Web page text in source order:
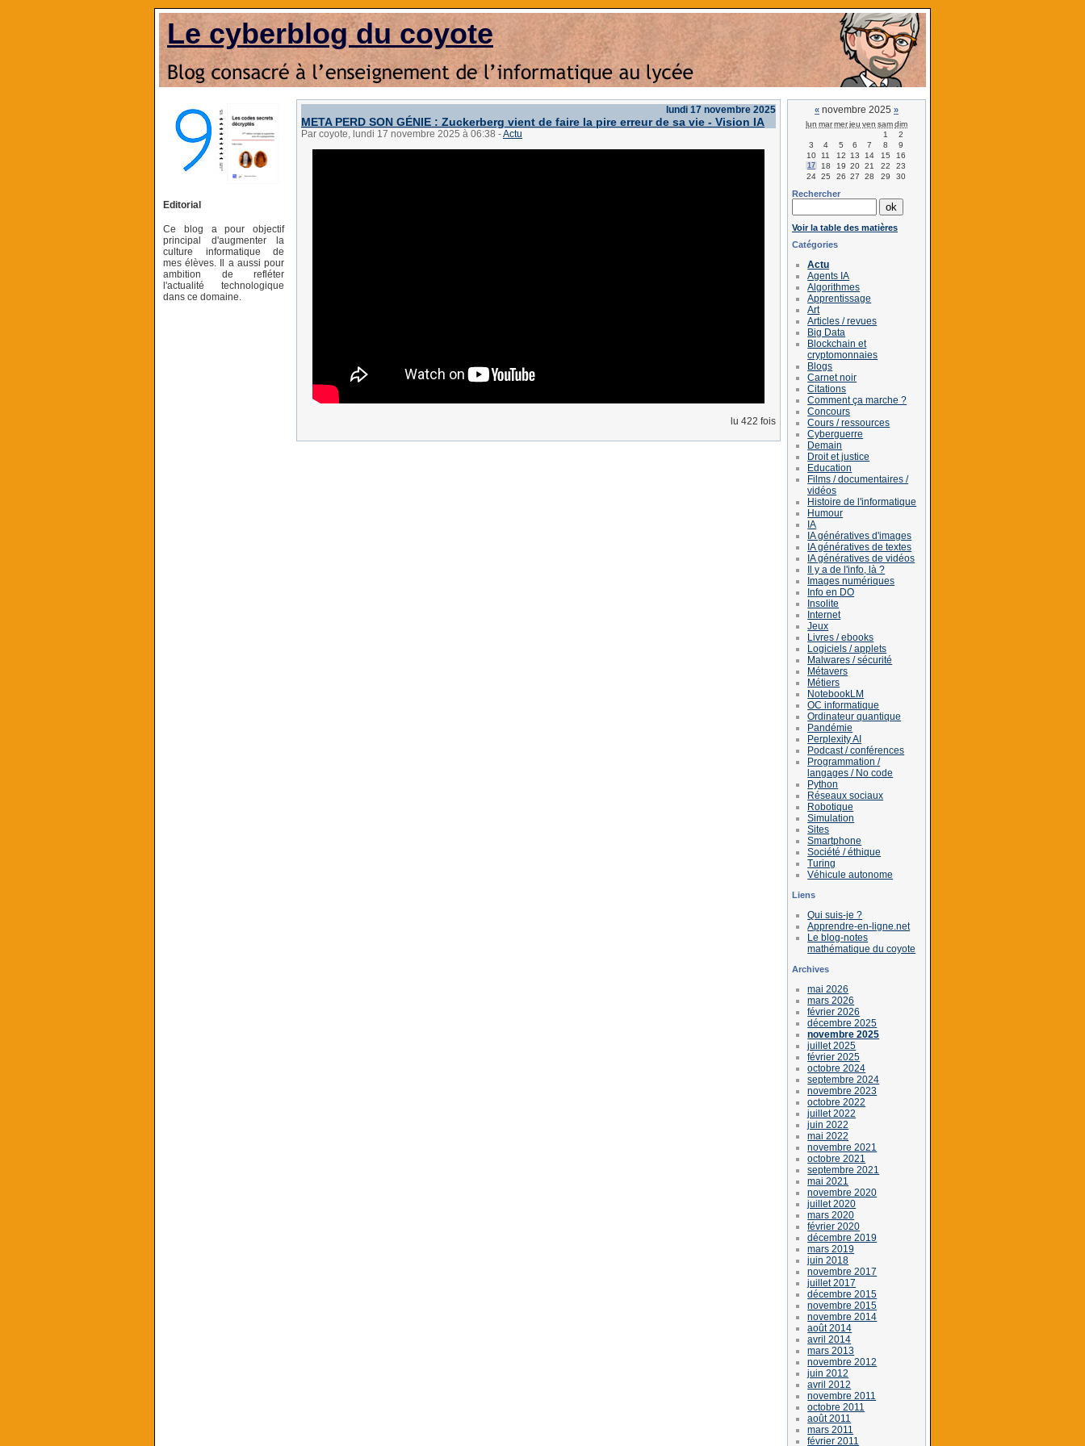
Le cyberblog du coyote
Editorial
Ce blog a pour objectif
principal d'augmenter la
culture informatique de
mes élèves. Il a aussi pour
ambition de refléter
l'actualité technologique
dans ce domaine.
lundi 17 novembre 2025
META PERD SON GÉNIE : Zuckerberg vient de faire la pire erreur de sa vie - Vision IA
Par coyote, lundi 17 novembre 2025 à 06:38 -Actu
lu 422 fois
« novembre 2025 »
lun marmerjeu ven samdim
1
2
3
4 5 6 7 8
9
10
11 12 13 14 15 16
17 18 19 20 21 22
23
24 25 26 27 28 29 30
Rechercher
Voir la table des matières
Catégories
Actu
Agents IA
Algorithmes
Apprentissage
Art
Articles / revues
Big Data
Blockchain et
cryptomonnaies
Blogs
Carnet noir
Citations
Comment ça marche ?
Concours
Cours / ressources
Cyberguerre
Demain
Droit et justice
Education
Films / documentaires /
vidéos
Histoire de l'informatique
Humour
IA
IA génératives d'images
IA génératives de textes
IA génératives de vidéos
Il y a de l'info, là ?
Images numériques
Info en DO
Insolite
Internet
Jeux
Livres / ebooks
Logiciels / applets
Malwares / sécurité
Métavers
Métiers
NotebookLM
OC informatique
Ordinateur quantique
Pandémie
Perplexity AI
Podcast / conférences
Programmation /
langages / No code
Python
Réseaux sociaux
Robotique
Simulation
Sites
Smartphone
Société / éthique
Turing
Véhicule autonome
Liens
Qui suis-je ?
Apprendre-en-ligne.net
Le blog-notes
mathématique du coyote
Archives
mai 2026
mars 2026
février 2026
décembre 2025
novembre 2025
juillet 2025
février 2025
octobre 2024
septembre 2024
novembre 2023
octobre 2022
juillet 2022
juin 2022
mai 2022
novembre 2021
octobre 2021
septembre 2021
mai 2021
novembre 2020
juillet 2020
mars 2020
février 2020
décembre 2019
mars 2019
juin 2018
novembre 2017
juillet 2017
décembre 2015
novembre 2015
novembre 2014
août 2014
avril 2014
mars 2013
novembre 2012
juin 2012
avril 2012
novembre 2011
octobre 2011
août 2011
mars 2011
février 2011